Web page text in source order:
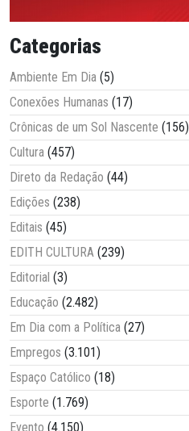
Categorias
Ambiente Em Dia (5)
Conexões Humanas (17)
Crônicas de um Sol Nascente (156)
Cultura (457)
Direto da Redação (44)
Edições (238)
Editais (45)
EDITH CULTURA (239)
Editorial (3)
Educação (2.482)
Em Dia com a Política (27)
Empregos (3.101)
Espaço Católico (18)
Esporte (1.769)
Evento (4.150)